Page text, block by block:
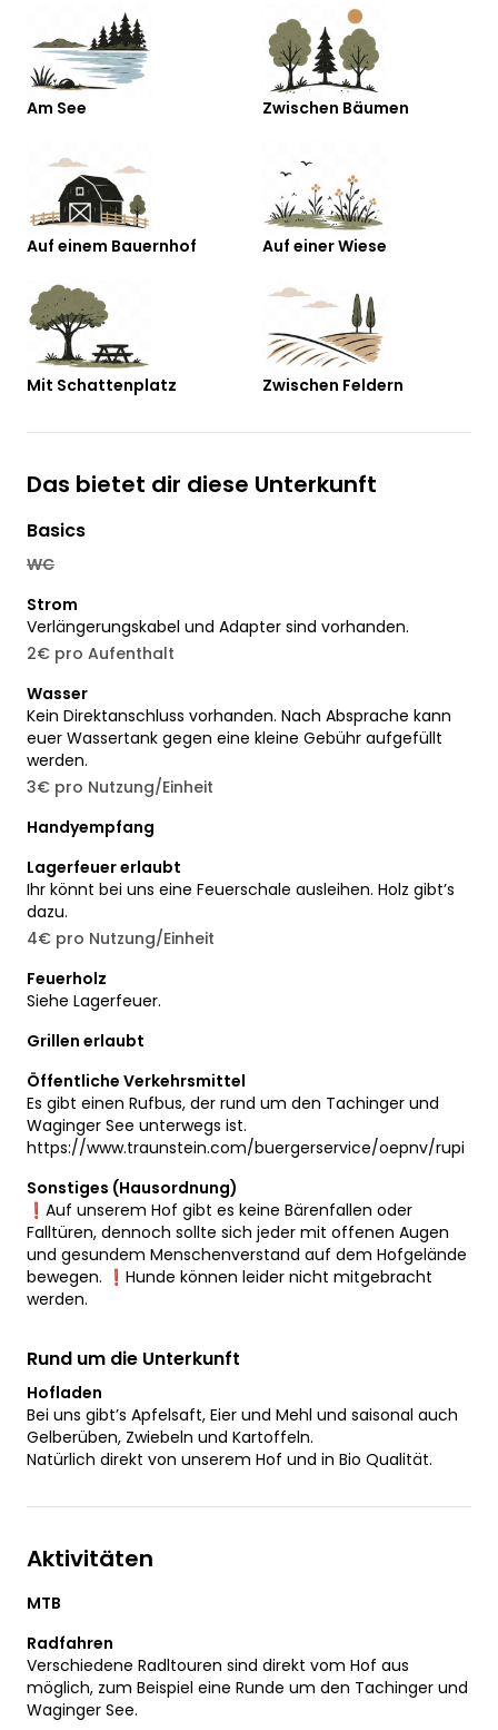
Am See Zwischen Bäumen
Auf einem Bauernhof Auf einer Wiese
Mit Schattenplatz Zwischen Feldern
Das bietet dir diese Unterkunft
Basics
WC
Strom
Verlängerungskabel und Adapter sind vorhanden.
2€ pro Aufenthalt
Wasser
Kein Direktanschluss vorhanden. Nach Absprache kann
euer Wassertank gegen eine kleine Gebühr aufgefüllt
werden.
3€ pro Nutzung/Einheit
Handyempfang
Lagerfeuer erlaubt
Ihr könnt bei uns eine Feuerschale ausleihen. Holz gibt’s
dazu.
4€ pro Nutzung/Einheit
Feuerholz
Siehe Lagerfeuer.
Grillen erlaubt
Öffentliche Verkehrsmittel
Es gibt einen Rufbus, der rund um den Tachinger und
Waginger See unterwegs ist.
https://www.traunstein.com/buergerservice/oepnv/rupi
Sonstiges (Hausordnung)
❗️Auf unserem Hof gibt es keine Bärenfallen oder
Falltüren, dennoch sollte sich jeder mit offenen Augen
und gesundem Menschenverstand auf dem Hofgelände
bewegen. ❗️Hunde können leider nicht mitgebracht
werden.
Rund um die Unterkunft
Hofladen
Bei uns gibt’s Apfelsaft, Eier und Mehl und saisonal auch
Gelberüben, Zwiebeln und Kartoffeln.
Natürlich direkt von unserem Hof und in Bio Qualität.
Aktivitäten
MTB
Radfahren
Verschiedene Radltouren sind direkt vom Hof aus
möglich, zum Beispiel eine Runde um den Tachinger und
Waginger See.